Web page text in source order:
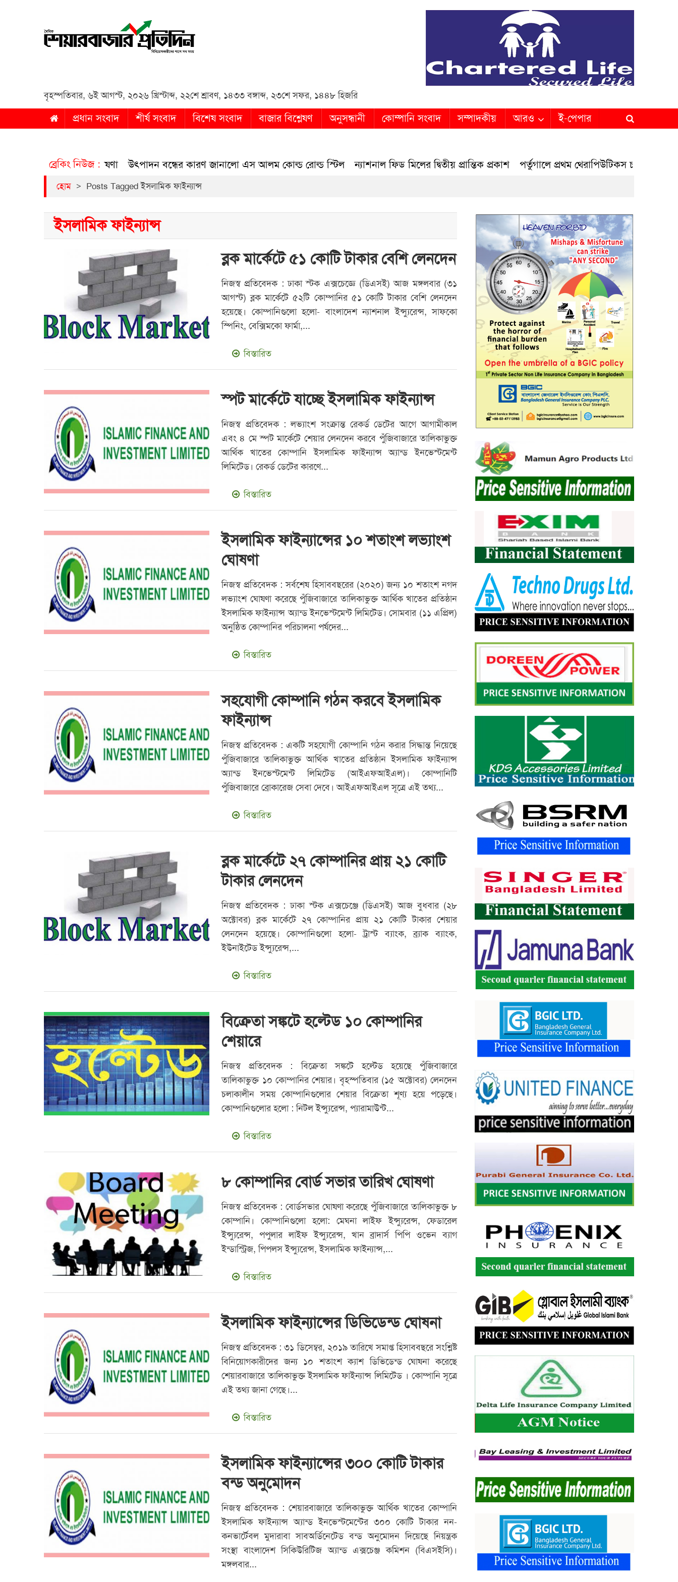
বৃহস্পতিবার, ৬ই আগস্ট, ২০২৬ খ্রিস্টাব্দ, ২২শে শ্রাবণ, ১৪৩৩ বঙ্গাব্দ, ২৩শে সফর, ১৪৪৮ হিজরি
প্রধান সংবাদ শীর্ষ সংবাদ বিশেষ সংবাদ বাজার বিশ্লেষণ অনুসন্ধানী কোম্পানি সংবাদ সম্পাদকীয় আরও ই-পেপার
ব্রেকিং নিউজ :
শেয়ার বিক্রির ঘোষণা উৎপাদন বন্ধের কারণ জানালো এস আলম কোল্ড রোল্ড স্টিল ন্যাশনাল ফিড মিলের দ্বিতীয় প্রান্তিক প্রকাশ পর্তুগালে প্রথম থেরাপিউটিকস চালান পাঠালো রেনাটা
হোম > Posts Tagged ইসলামিক ফাইন্যান্স
ইসলামিক ফাইন্যান্স
ব্লক মার্কেটে ৫১ কোটি টাকার বেশি লেনদেন
নিজস্ব প্রতিবেদক : ঢাকা স্টক এক্সচেজ্ঞে (ডিএসই) আজ মঙ্গলবার (৩১
আগস্ট) ব্লক মার্কেটে ৫২টি কোম্পানির ৫১ কোটি টাকার বেশি লেনদেন
হয়েছে। কোম্পানিগুলো হলো- বাংলাদেশ ন্যাশনাল ইন্স্যুরেন্স, সাফকো
স্পিনিং, বেক্সিমকো ফার্মা,...
বিস্তারিত
স্পট মার্কেটে যাচ্ছে ইসলামিক ফাইন্যান্স
নিজস্ব প্রতিবেদক : লভ্যাংশ সংক্রান্ত রেকর্ড ডেটের আগে আগামীকাল
এবং ৪ মে স্পট মার্কেটে শেয়ার লেনদেন করবে পুঁজিবাজারে তালিকাভুক্ত
আর্থিক খাতের কোম্পানি ইসলামিক ফাইন্যান্স অ্যান্ড ইনভেস্টমেন্ট
লিমিটেড। রেকর্ড ডেটের কারণে...
বিস্তারিত
ইসলামিক ফাইন্যান্সের ১০ শতাংশ লভ্যাংশ
ঘোষণা
নিজস্ব প্রতিবেদক : সর্বশেষ হিসাববছরের (২০২০) জন্য ১০ শতাংশ নগদ
লভ্যাংশ ঘোষণা করেছে পুঁজিবাজারে তালিকাভুক্ত আর্থিক খাতের প্রতিষ্ঠান
ইসলামিক ফাইন্যান্স অ্যান্ড ইনভেস্টমেন্ট লিমিটেড। সোমবার (১১ এপ্রিল)
অনুষ্ঠিত কোম্পানির পরিচালনা পর্ষদের...
বিস্তারিত
সহযোগী কোম্পানি গঠন করবে ইসলামিক
ফাইন্যান্স
নিজস্ব প্রতিবেদক : একটি সহযোগী কোম্পানি গঠন করার সিদ্ধান্ত নিয়েছে
পুঁজিবাজারে তালিকাভুক্ত আর্থিক খাতের প্রতিষ্ঠান ইসলামিক ফাইন্যান্স
অ্যান্ড ইনভেস্টমেন্ট লিমিটেড (আইএফআইএল)। কোম্পানিটি
পুঁজিবাজারে ব্রোকারেজ সেবা দেবে। আইএফআইএল সূত্রে এই তথ্য...
বিস্তারিত
ব্লক মার্কেটে ২৭ কোম্পানির প্রায় ২১ কোটি
টাকার লেনদেন
নিজস্ব প্রতিবেদক : ঢাকা স্টক এক্সচেঞ্জে (ডিএসই) আজ বুধবার (২৮
অক্টোবর) ব্লক মার্কেটে ২৭ কোম্পানির প্রায় ২১ কোটি টাকার শেয়ার
লেনদেন হয়েছে। কোম্পানিগুলো হলো- ট্রাস্ট ব্যাংক, ব্র্যাক ব্যাংক,
ইউনাইটেড ইন্স্যুরেন্স,...
বিস্তারিত
বিক্রেতা সঙ্কটে হল্টেড ১০ কোম্পানির
শেয়ারে
নিজস্ব প্রতিবেদক : বিক্রেতা সঙ্কটে হল্টেড হয়েছে পুঁজিবাজারে
তালিকাভুক্ত ১০ কোম্পানির শেয়ার। বৃহস্পতিবার (১৫ অক্টোবর) লেনদেন
চলাকালীন সময় কোম্পানিগুলোর শেয়ার বিক্রেতা শূণ্য হয়ে পড়েছে।
কোম্পানিগুলোর হলো : নিটল ইন্স্যুরেন্স, প্যারামাউন্ট...
বিস্তারিত
৮ কোম্পানির বোর্ড সভার তারিখ ঘোষণা
নিজস্ব প্রতিবেদক : বোর্ডসভার ঘোষণা করেছে পুঁজিবাজারে তালিকাভুক্ত ৮
কোম্পানি। কোম্পানিগুলো হলো: মেঘনা লাইফ ইন্স্যুরেন্স, ফেডারেল
ইন্স্যুরেন্স, পপুলার লাইফ ইন্স্যুরেন্স, খান ব্রাদার্স পিপি ওভেন ব্যাগ
ইন্ডাস্ট্রিজ, পিপলস ইন্স্যুরেন্স, ইসলামিক ফাইন্যান্স,...
বিস্তারিত
ইসলামিক ফাইন্যান্সের ডিভিডেন্ড ঘোষনা
নিজস্ব প্রতিবেদক : ৩১ ডিসেম্বর, ২০১৯ তারিখে সমাপ্ত হিসাববছরে সংশ্লিষ্ট
বিনিয়োগকারীদের জন্য ১০ শতাংশ ক্যাশ ডিভিডেন্ড ঘোষনা করেছে
শেয়ারবাজারে তালিকাভুক্ত ইসলামিক ফাইন্যান্স লিমিটেড । কোম্পানি সূত্রে
এই তথ্য জানা গেছে।...
বিস্তারিত
ইসলামিক ফাইন্যান্সের ৩০০ কোটি টাকার
বন্ড অনুমোদন
নিজস্ব প্রতিবেদক : শেয়ারবাজারে তালিকাভুক্ত আর্থিক খাতের কোম্পানি
ইসলামিক ফাইন্যান্স অ্যান্ড ইনভেস্টমেন্টের ৩০০ কোটি টাকার নন-
কনভার্টেবল মুদারাবা সাবঅর্ডিনেটেড বন্ড অনুমোদন দিয়েছে নিয়ন্ত্রক
সংস্থা বাংলাদেশ সিকিউরিটিজ অ্যান্ড এক্সচেঞ্জ কমিশন (বিএসইসি)।
মঙ্গলবার...